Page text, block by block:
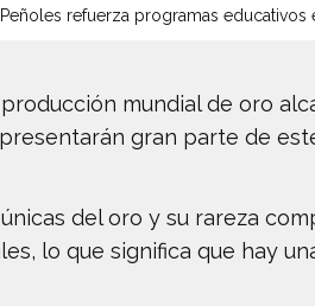
Peñoles refuerza programas
mundial de oro
gran parte de
del oro y su rareza
lo que significa que hay